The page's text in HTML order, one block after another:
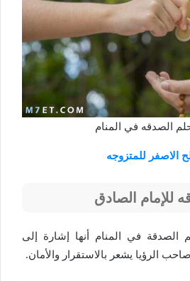
الصدقه في المنام
الاصفر للمتزوجه
للإمام الصادق
الصدقة في المنام أنها إشارة إلى
الرؤيا يشعر بالاستقرار والأمان.